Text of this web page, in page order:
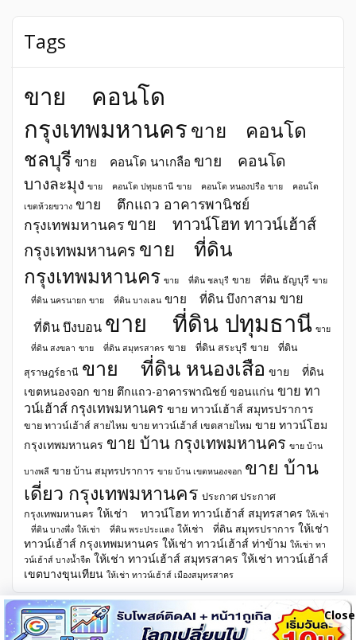
Tags
ขาย คอนโด
กรุงเทพมหานครขาย คอนโด
ชลบุรี ขาย คอนโด นาเกลือ ขาย คอนโด
บางละมุง ขาย คอนโด ปทุมธานี ขาย คอนโด หนองปรือ ขาย คอนโด
เขตห้วยขวาง ขาย ตึกแถว อาคารพานิชย์
กรุงเทพมหานคร ขาย ทาวน์โฮท ทาวน์เฮ้าส์
กรุงเทพมหานคร ขาย ที่ดิน
กรุงเทพมหานคร ขาย ที่ดิน ชลบุรี ขาย ที่ดิน ธัญบุรี ขาย
ที่ดิน นครนายก ขาย ที่ดิน บางเลน ขาย ที่ดิน บึงกาสาม ขาย
ที่ดิน บึงบอน ขาย ที่ดิน ปทุมธานี ขาย
ที่ดิน สงขลา ขาย ที่ดิน สมุทรสาคร ขาย ที่ดิน สระบุรี ขาย ที่ดิน
สุราษฎร์ธานี ขาย ที่ดิน หนองเสือ ขาย ที่ดิน
เขตหนองจอก ขาย ตึกแถว-อาคารพาณิชย์ ขอนแก่น ขาย ทา
วน์เฮ้าส์ กรุงเทพมหานคร ขาย ทาวน์เฮ้าส์ สมุทรปราการ
ขาย ทาวน์เฮ้าส์ สายไหม ขาย ทาวน์เฮ้าส์ เขตสายไหม ขาย ทาวน์โฮม
กรุงเทพมหานคร ขาย บ้าน กรุงเทพมหานคร ขาย บ้าน
บางพลี ขาย บ้าน สมุทรปราการ ขาย บ้าน เขตหนองจอก ขาย บ้าน
เดี่ยว กรุงเทพมหานคร ประกาศ ประกาศ
กรุงเทพมหานคร ให้เช่า ทาวน์โฮท ทาวน์เฮ้าส์ สมุทรสาคร ให้เช่า
ที่ดิน บางพึ่ง ให้เช่า ที่ดิน พระประแดง ให้เช่า ที่ดิน สมุทรปราการ ให้เช่า
ทาวน์เฮ้าส์ กรุงเทพมหานคร ให้เช่า ทาวน์เฮ้าส์ ท่าข้าม ให้เช่า ทา
วน์เฮ้าส์ บางน้ำจืด ให้เช่า ทาวน์เฮ้าส์ สมุทรสาคร ให้เช่า ทาวน์เฮ้าส์
เขตบางขุนเทียน ให้เช่า ทาวน์เฮ้าส์ เมืองสมุทรสาคร
Close